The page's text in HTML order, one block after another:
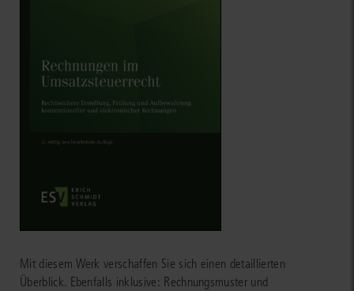
Mit diesem Werk verschaffen Sie sich einen detaillierten
Überblick. Ebenfalls inklusive: Rechnungsmuster und